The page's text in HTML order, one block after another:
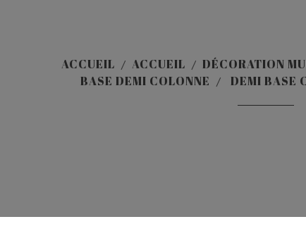
ACCUEIL ACCUEIL DÉCORATION
BASE DEMI COLONNE
DEMI BASE